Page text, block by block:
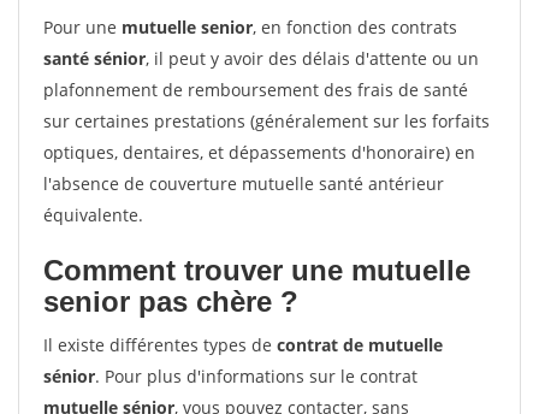
Pour une mutuelle senior, en fonction des contrats
santé sénior, il peut y avoir des délais d'attente ou un
plafonnement de remboursement des frais de santé
sur certaines prestations (généralement sur les forfaits
optiques, dentaires, et dépassements d'honoraire) en
l'absence de couverture mutuelle santé antérieur
équivalente.
Comment trouver une mutuelle
senior pas chère ?
Il existe différentes types de contrat de mutuelle
sénior. Pour plus d'informations sur le contrat
mutuelle sénior, vous pouvez contacter, sans